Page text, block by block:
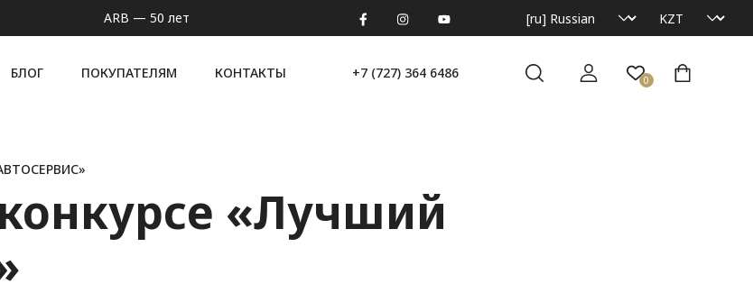
ARB — 50 лет
БЛОГ ПОКУПАТЕЛЯМ КОНТАКТЫ +7 (727) 364 6486 0
«Лучший